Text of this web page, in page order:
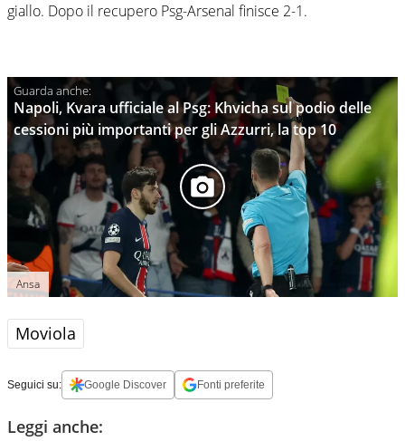
giallo. Dopo il recupero Psg-Arsenal finisce 2-1.
Napoli, Kvara ufficiale al Psg: Khvicha sul podio delle
cessioni più importanti per gli Azzurri, la top 10
Ansa
Moviola
Seguici su: Google Discover Fonti preferite
Leggi anche: